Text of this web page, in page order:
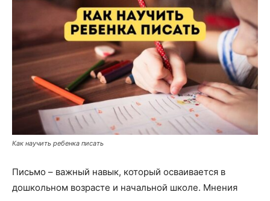
Как научить ребенка писать
Письмо – важный навык, который осваивается в
дошкольном возрасте и начальной школе. Мнения